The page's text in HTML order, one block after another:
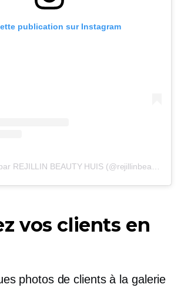
publication sur Instagram
Un post partagé par REJILLIN BEAUTY HUIS (@rejillinbeautyhuis)
vos clients en
photos de clients à la galerie